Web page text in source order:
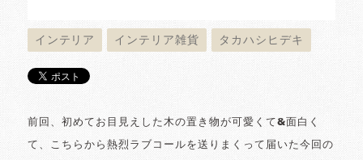
インテリア インテリア雑貨 タカハシヒデキ
前回、初めてお目見えした木の置き物が可愛くて&面白く
て、こちらから熱烈ラブコールを送りまくって届いた今回の